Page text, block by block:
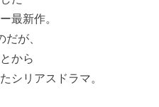
最新作。
が、
から
シリアスドラマ。